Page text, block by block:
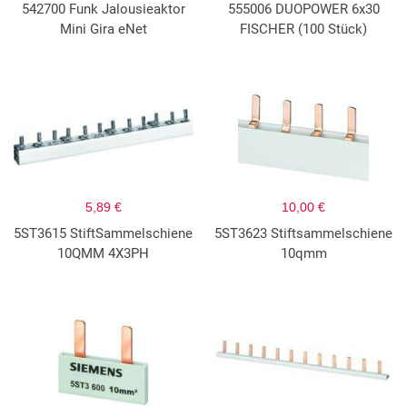
542700 Funk Jalousieaktor
Mini Gira eNet
555006 DUOPOWER 6x30
FISCHER (100 Stück)
5,89 €
5ST3615 StiftSammelschiene
10QMM 4X3PH
10,00 €
5ST3623 Stiftsammelschiene
10qmm